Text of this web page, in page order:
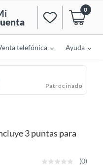
0
telefónica Ayuda
Patrocinado
3 puntas para
(0)